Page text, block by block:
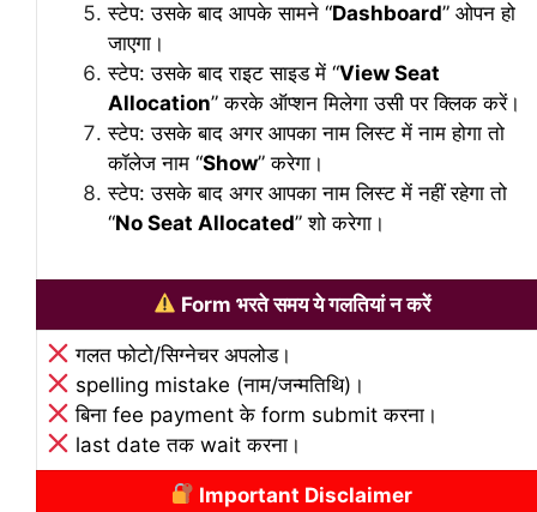
स्टेप: उसके बाद आपके सामने “Dashboard” ओपन हो
जाएगा।
स्टेप: उसके बाद राइट साइड में “View Seat
Allocation” करके ऑप्शन मिलेगा उसी पर क्लिक करें।
स्टेप: उसके बाद अगर आपका नाम लिस्ट में नाम होगा तो
कॉलेज नाम “Show” करेगा।
स्टेप: उसके बाद अगर आपका नाम लिस्ट में नहीं रहेगा तो
“No Seat Allocated” शो करेगा।
Form भरते समय ये गलतियां न करें
गलत फोटो/सिग्नेचर अपलोड।
spelling mistake (नाम/जन्मतिथि)।
बिना fee payment के form submit करना।
last date तक wait करना।
Important Disclaimer